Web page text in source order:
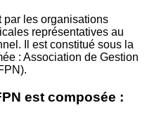
par les organisations
représentatives au
Il est constitué sous la
: Association de Gestion
est composée :